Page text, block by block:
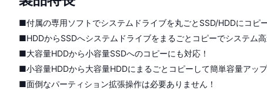
■付属の専用ソフトでシステムドライブを丸ごとSSD/HDDにコピ
■HDDからSSDへシステムドライブをまるごとコピーでシステム高
■大容量HDDから小容量SSDへのコピーにも対応！
■小容量HDDから大容量HDDにまるごとコピーして簡単容量アップ
■面倒なパーティション拡張操作は必要ありません！